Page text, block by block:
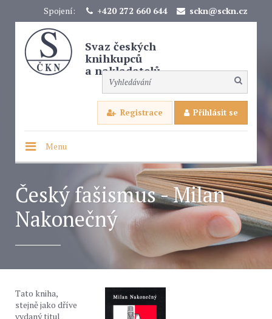
Spojení: +420 272 660 644 sckn@sckn.cz
Svaz českých
knihkupců
a nakladatelů
Registrace Přihlásit se
Menu
Český fašismus - Milan
Nakonečný
Tato kniha,
stejně jako dříve
vydaný titul